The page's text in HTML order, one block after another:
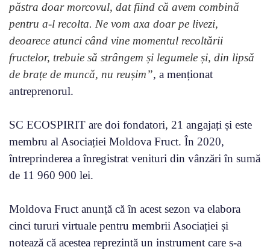
păstra doar morcovul, dat fiind că avem combină
pentru a-l recolta. Ne vom axa doar pe livezi,
deoarece atunci când vine momentul recoltării
fructelor, trebuie să strângem și legumele și, din lipsă
de brațe de muncă, nu reușim”, a menționat
antreprenorul.
SC ECOSPIRIT are doi fondatori, 21 angajați și este
membru al Asociației Moldova Fruct. În 2020,
întreprinderea a înregistrat venituri din vânzări în sumă
de 11 960 900 lei.
Moldova Fruct anunță că în acest sezon va elabora
cinci tururi virtuale pentru membrii Asociației și
notează că acestea reprezintă un instrument care s-a